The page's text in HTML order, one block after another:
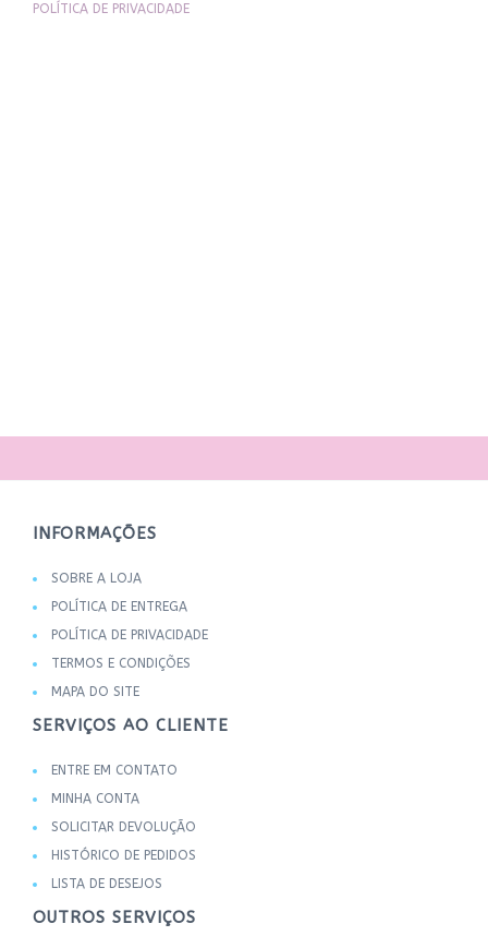
POLÍTICA DE PRIVACIDADE
INFORMAÇÕES
SOBRE A LOJA
POLÍTICA DE ENTREGA
POLÍTICA DE PRIVACIDADE
TERMOS E CONDIÇÕES
MAPA DO SITE
SERVIÇOS AO CLIENTE
ENTRE EM CONTATO
MINHA CONTA
SOLICITAR DEVOLUÇÃO
HISTÓRICO DE PEDIDOS
LISTA DE DESEJOS
OUTROS SERVIÇOS